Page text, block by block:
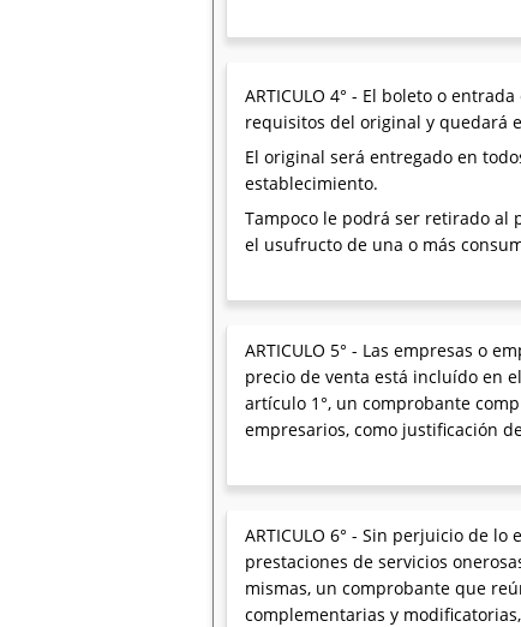
ARTICULO 4° - El boleto o
requisitos del original y quedará
El original será entregado en
establecimiento.
Tampoco le podrá ser retirado al
el usufructo de una o más
ARTICULO 5° - Las empresas o
precio de venta está incluído en
artículo 1°, un comprobante
empresarios, como justificación
ARTICULO 6° - Sin perjuicio de
prestaciones de servicios
mismas, un comprobante que
complementarias y